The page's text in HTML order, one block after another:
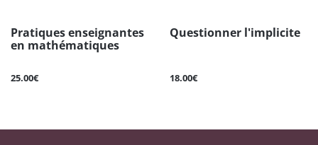
Pratiques enseignantes
en mathématiques
25.00€
Questionner l'implicite
18.00€